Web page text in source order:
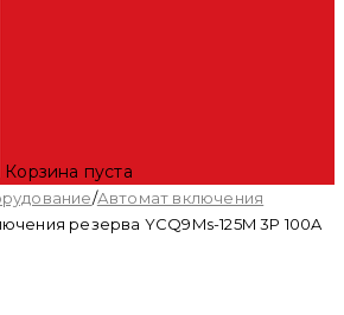
Корзина пуста
/Автомат включения
резерва YCQ9Ms-125M 3P 100A